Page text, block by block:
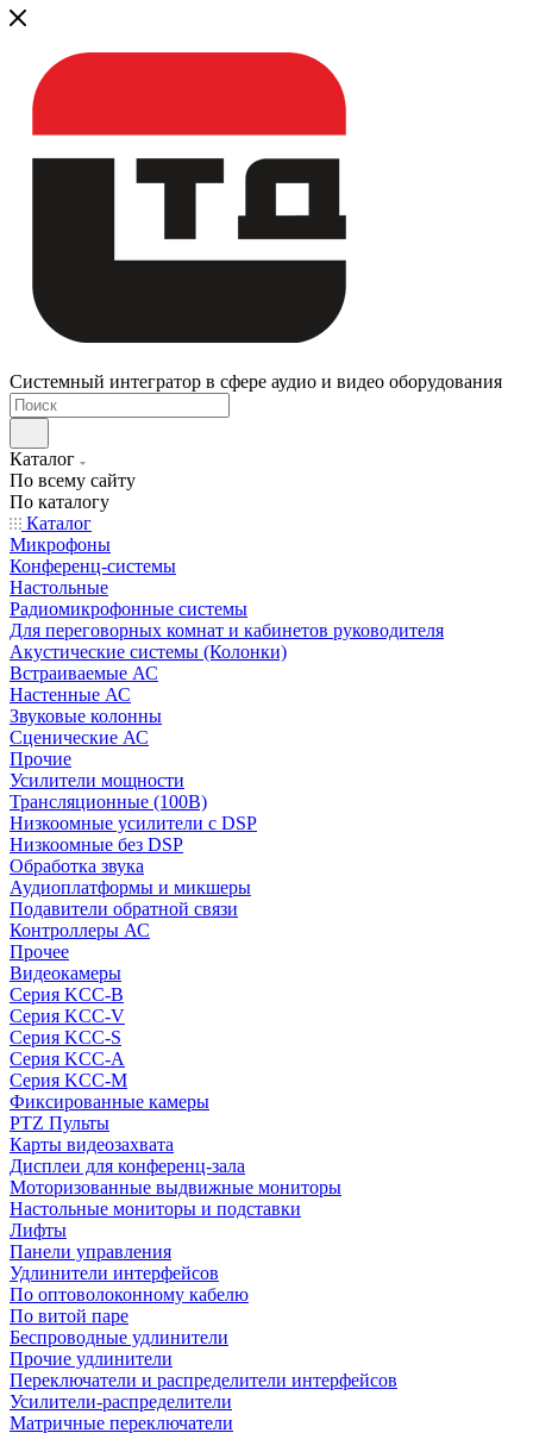
Системный интегратор в сфере аудио и видео оборудования
Каталог
По всему сайту
По каталогу
Каталог
Микрофоны
Конференц-системы
Настольные
Радиомикрофонные системы
Для переговорных комнат и кабинетов руководителя
Акустические системы (Колонки)
Встраиваемые АС
Настенные АС
Звуковые колонны
Сценические АС
Прочие
Усилители мощности
Трансляционные (100В)
Низкоомные усилители с DSP
Низкоомные без DSP
Обработка звука
Аудиоплатформы и микшеры
Подавители обратной связи
Контроллеры АС
Прочее
Видеокамеры
Серия KCC-B
Серия KCC-V
Серия KCC-S
Серия KCC-A
Серия KCC-M
Фиксированные камеры
PTZ Пульты
Карты видеозахвата
Дисплеи для конференц-зала
Моторизованные выдвижные мониторы
Настольные мониторы и подставки
Лифты
Панели управления
Удлинители интерфейсов
По оптоволоконному кабелю
По витой паре
Беспроводные удлинители
Прочие удлинители
Переключатели и распределители интерфейсов
Усилители-распределители
Матричные переключатели